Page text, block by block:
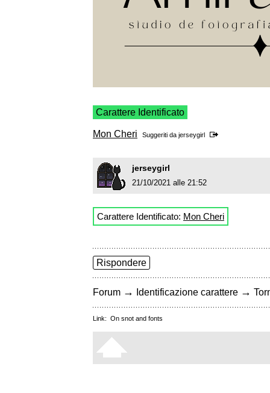
Carattere Identificato
Mon Cheri Suggeriti da jerseygirl
jerseygirl
21/10/2021 alle 21:52
Carattere Identificato: Mon Cheri
Rispondere
Forum → Identificazione carattere →
Link: On snot and fonts